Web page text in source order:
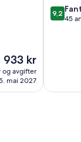
933 kr
933 kr
og avgifter
mai 2027
9.2
av
9,2
45